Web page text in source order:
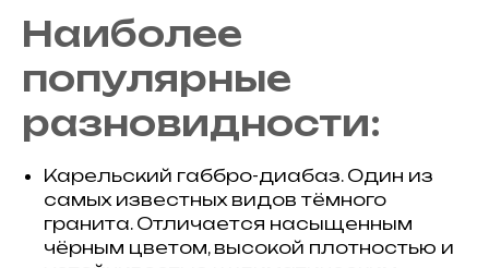
Наиболее
популярные
разновидности:
Карельский габбро-диабаз. Один из
самых известных видов тёмного
гранита. Отличается насыщенным
чёрным цветом, высокой плотностью и